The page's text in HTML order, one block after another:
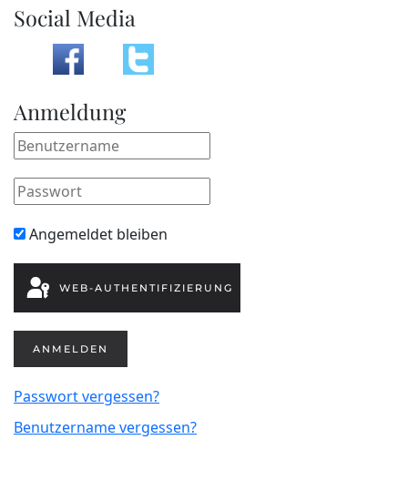
Social Media
Anmeldung
Angemeldet bleiben
WEB-AUTHENTIFIZIERUNG
ANMELDEN
Passwort vergessen?
Benutzername vergessen?